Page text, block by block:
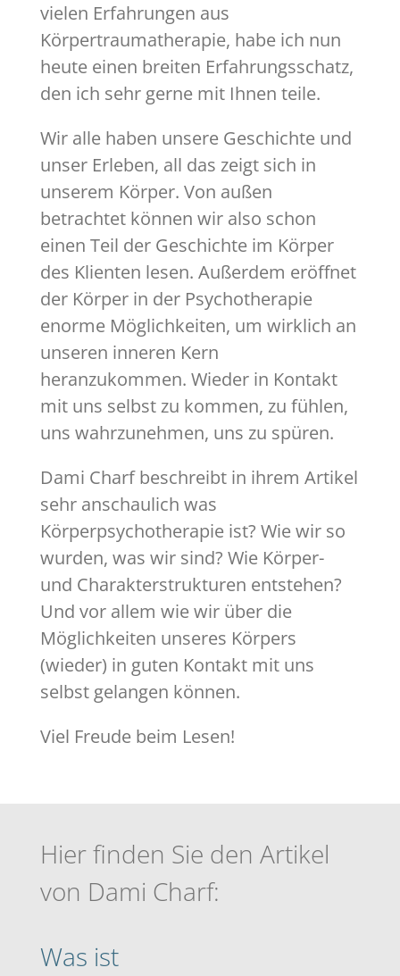
vielen Erfahrungen aus
Körpertraumatherapie, habe ich nun
heute einen breiten Erfahrungsschatz,
den ich sehr gerne mit Ihnen teile.
Wir alle haben unsere Geschichte und
unser Erleben, all das zeigt sich in
unserem Körper. Von außen
betrachtet können wir also schon
einen Teil der Geschichte im Körper
des Klienten lesen. Außerdem eröffnet
der Körper in der Psychotherapie
enorme Möglichkeiten, um wirklich an
unseren inneren Kern
heranzukommen. Wieder in Kontakt
mit uns selbst zu kommen, zu fühlen,
uns wahrzunehmen, uns zu spüren.
Dami Charf beschreibt in ihrem Artikel
sehr anschaulich was
Körperpsychotherapie ist? Wie wir so
wurden, was wir sind? Wie Körper-
und Charakterstrukturen entstehen?
Und vor allem wie wir über die
Möglichkeiten unseres Körpers
(wieder) in guten Kontakt mit uns
selbst gelangen können.
Viel Freude beim Lesen!
Hier finden Sie den Artikel
von Dami Charf:
Was ist